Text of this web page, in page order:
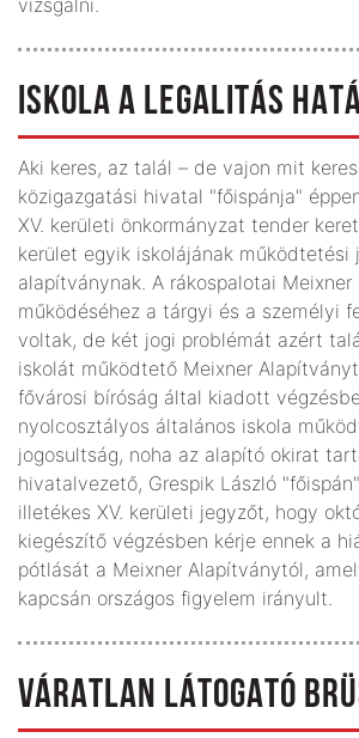
ISKOLA A LEGALITÁS
Aki keres, az talál – de vajon mit
közigazgatási hivatal "főispánja"
XV. kerületi önkormányzat tender
kerület egyik iskolájának működtetési
alapítványnak. A rákospalotai Meixner
működéséhez a tárgyi és a személyi
voltak, de két jogi problémát azért
iskolát működtető Meixner
fővárosi bíróság által kiadott
nyolcosztályos általános iskola
jogosultság, noha az alapító okirat
hivatalvezető, Grespik László
illetékes XV. kerületi jegyzőt, hogy
kiegészítő végzésben kérje ennek a
pótlását a Meixner Alapítványtól,
kapcsán országos figyelem irányult.
VÁRATLAN LÁTOGATÓ